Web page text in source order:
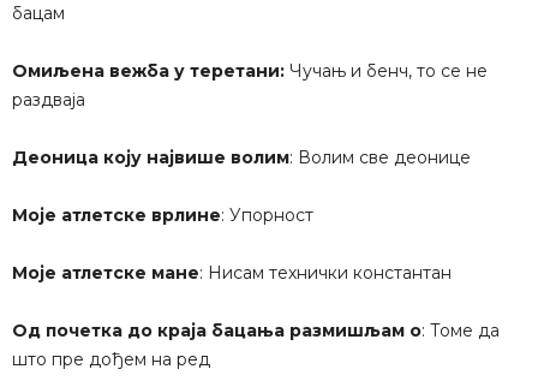
бацам
Омиљена вежба у теретани: Чучањ и бенч, то се не
раздваја
Деоница коју највише волим: Волим све деонице
Моје атлетске врлине: Упорност
Моје атлетске мане: Нисам технички константан
Од почетка до краја бацања размишљам о: Томе да
што пре дођем на ред